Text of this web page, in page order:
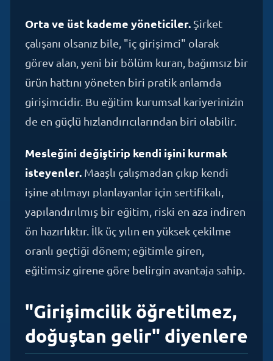
çalışanı olsanız bile, "iç girişimci" olarak
görev alan, yeni bir bölüm kuran, bağımsız bir
ürün hattını yöneten biri pratik anlamda
girişimcidir. Bu eğitim kurumsal kariyerinizin
de en güçlü hızlandırıcılarından biri olabilir.
Mesleğini değiştirip kendi işini kurmak
isteyenler. Maaşlı çalışmadan çıkıp kendi
işine atılmayı planlayanlar için sertifikalı,
yapılandırılmış bir eğitim, riski en aza indiren
ön hazırlıktır. İlk üç yılın en yüksek çekilme
oranlı geçtiği dönem; eğitimle giren,
eğitimsiz girene göre belirgin avantaja sahip.
doğuştan gelir" diyenlere
Yaygın bir efsane. "Steve Jobs eğitim almadı,